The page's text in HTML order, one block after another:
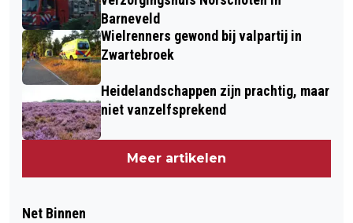
Barneveld
Wielrenners gewond bij valpartij in
Zwartebroek
Heidelandschappen zijn prachtig, maar
niet vanzelfsprekend
Meer artikelen
Net Binnen